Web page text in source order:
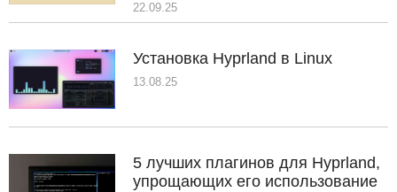
22.09.25
Установка Hyprland в Linux
13.08.25
5 лучших плагинов для Hyprland,
упрощающих его использование